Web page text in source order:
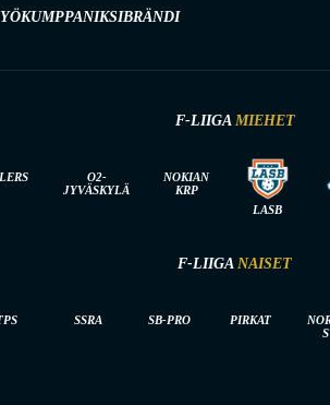
BRÄNDI
F-LIIGA MIEHET
O2-
JYVÄSKYLÄ
NOKIAN
KRP
LASB
F-LIIGA NAISET
SSRA SB-PRO PIRKAT